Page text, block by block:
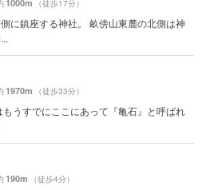
1000m （徒歩17分）
に鎮座する神社。 畝傍山東麓の北側は神
1970m （徒歩33分）
うすでにここにあって『亀石』と呼ばれ
190m （徒歩4分）